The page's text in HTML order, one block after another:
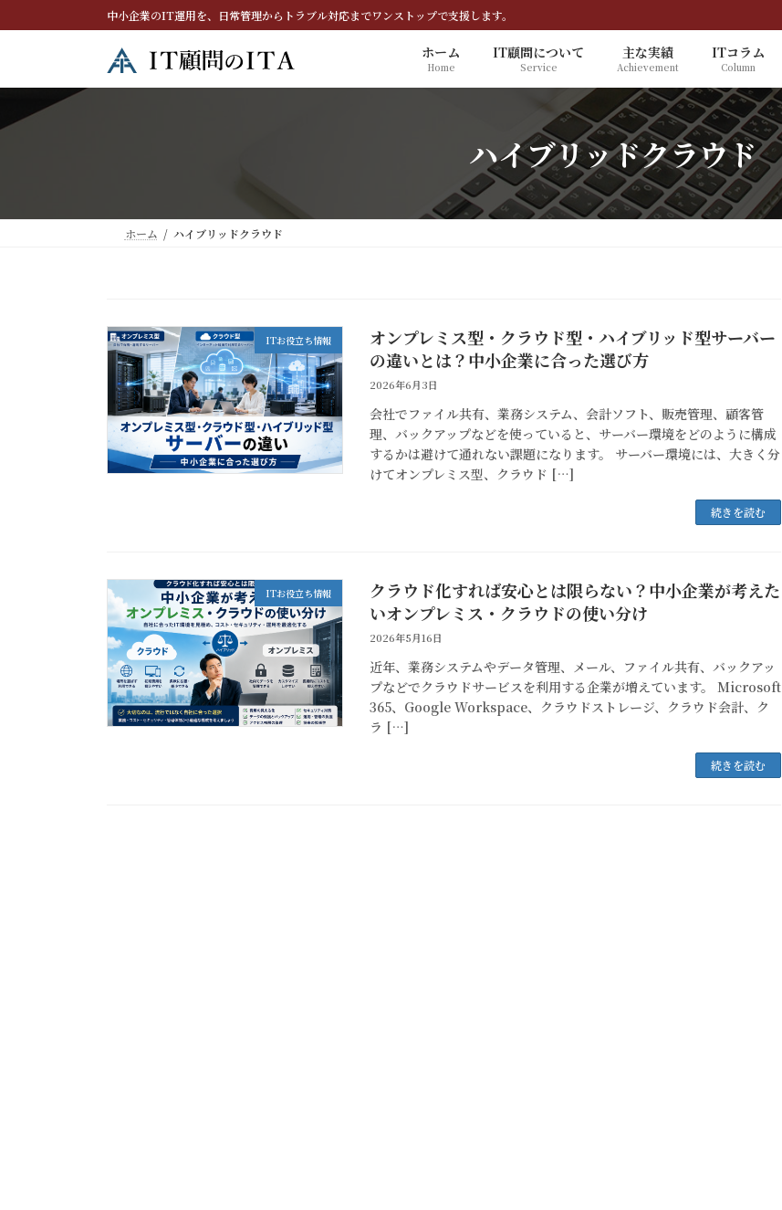
ン
ツ
ス
ビ
シ
ン
中小企業のIT運用を、日常管理からトラブル対応までワンストップで支援します。
ホーム
Home
IT顧問について
Service
主な実績
Achievement
ITコラム
Column
ハイブリッドクラウド
ホーム ハイブリッドクラウド
ITお役立ち情報
オンプレミス型・クラウド型・ハイブリッド型サーバー
の違いとは？中小企業に合った選び方
2026年6月3日
会社でファイル共有、業務システム、会計ソフト、販売管理、顧客管
理、バックアップなどを使っていると、サーバー環境をどのように構成
するかは避けて通れない課題になります。 サーバー環境には、大きく分
けてオンプレミス型、クラウド […]
続きを読む
ITお役立ち情報
クラウド化すれば安心とは限らない？中小企業が考えた
いオンプレミス・クラウドの使い分け
2026年5月16日
近年、業務システムやデータ管理、メール、ファイル共有、バックアッ
プなどでクラウドサービスを利用する企業が増えています。 Microsoft
365、Google Workspace、クラウドストレージ、クラウド会計、ク
ラ […]
続きを読む